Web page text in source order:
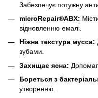
Забезпечує потужну
microRepair®ABX:
відновленню емалі.
Ніжна текстура мусса:
зубами.
Захищає ясна:
Бореться з
утворенню.